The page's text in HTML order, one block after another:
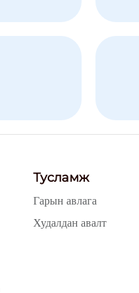
Тусламж
Гарын авлага
Худалдан авалт